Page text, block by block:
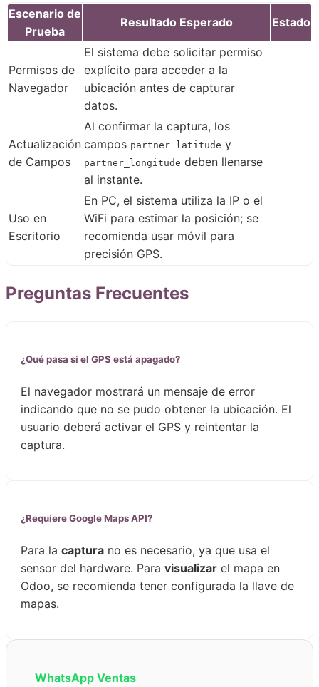
Escenario de
Prueba
Resultado Esperado Estado
Permisos de
Navegador
El sistema debe solicitar permiso
explícito para acceder a la
ubicación antes de capturar
datos.
Actualización
de Campos
Al confirmar la captura, los
campos partner_latitude y
partner_longitude deben llenarse
al instante.
Uso en
Escritorio
En PC, el sistema utiliza la IP o el
WiFi para estimar la posición; se
recomienda usar móvil para
precisión GPS.
Preguntas Frecuentes
¿Qué pasa si el GPS está apagado?
El navegador mostrará un mensaje de error
indicando que no se pudo obtener la ubicación. El
usuario deberá activar el GPS y reintentar la
captura.
¿Requiere Google Maps API?
Para la captura no es necesario, ya que usa el
sensor del hardware. Para visualizar el mapa en
Odoo, se recomienda tener configurada la llave de
mapas.
WhatsApp Ventas